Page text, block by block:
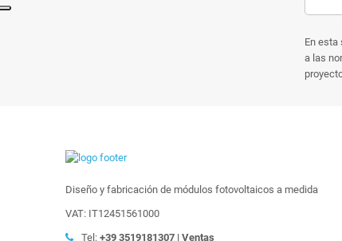
En
a las
Diseño y fabricación de módulos fotovoltaicos a medida
VAT: IT12451561000
Tel: +39 3519181307 | Ventas